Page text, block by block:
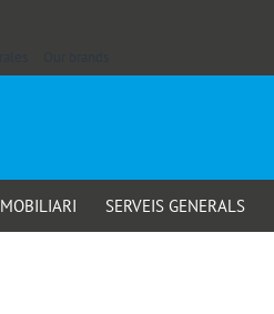
MOBILIARI SERVEIS GENERALS